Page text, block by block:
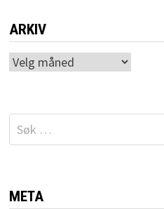
ARKIV
Arkiv
Søk
etter:
META